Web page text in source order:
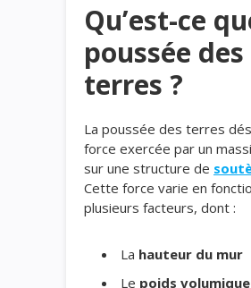
Qu’est-ce
poussée des
terres ?
La poussée des terres
force exercée par un
sur une structure de
Cette force varie en
plusieurs facteurs, dont :
La hauteur du mur
Le poids volumique